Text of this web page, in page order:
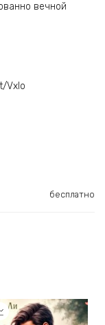
вечной
Vxlo
бесплатно